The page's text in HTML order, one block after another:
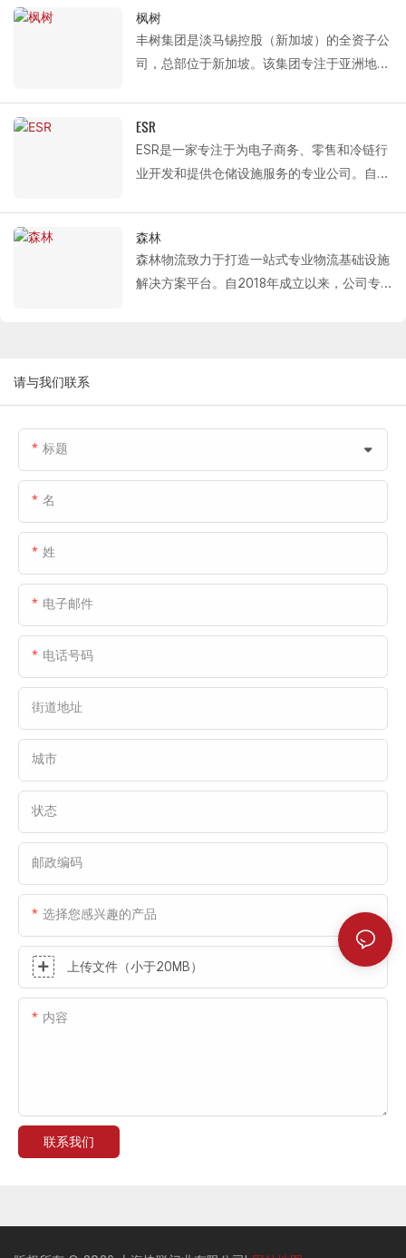
西安、沉阳、上海、嘉兴。 Fastlink 为 VX 提
供的解决方案主要包括：保温分段式门、铝合
金单板门、高速冷库滑动门。以及液压装卸平
力，致力于为客户提供更高品质的物流仓储设
施和配套的增值金融服务。公司自 2015 年起
与平安房地产开展合作。作为设备供应商，快
分段门以及装卸系统产品，项目遍布西安、南
通、嘉兴、武汉、杭州、重庆、天津、上海、
常熟、成都、宁波、镇江、无锡等城市。
链服务商提供优质服务，助力物流行业向高附
加值领域转型升级。
Fastlink为菜鸟网络提供的解决方案包括：保
液压装卸平台。这些高效可靠的硬件设施为其
现代化物流系统的建设和运营提供了支持。
枫树
丰树集团是淡马锡控股（新加坡）的全资子公
司，总部位于新加坡。该集团专注于亚洲地区
业务涵盖物流、工业园区和数据中心等领域。
其业务遍及13个国家和地区，包括新加坡、中
国和印度。
Logistics 建立了长期合作关系，持续为西
安、南通、嘉兴、武汉、杭州、重庆、天津、
上海、常熟、成都、宁波、镇江、无锡等城市
ESR
ESR是一家专注于为电子商务、零售和冷链行
业开发和提供仓储设施服务的专业公司。自
零售和冷链行业。
Fastlink 为 ESR 提供​​的解决方案包括高效的物
流设备，例如保温分段门、单板分段门和液压
森林
森林物流致力于打造一站式专业物流基础设施
解决方案平台。自2018年成立以来，公司专
设施解决方案包括：保温分段式门、单板分段
式门和液压装卸平台。
性，完全满足 Forest Logistics 在物流仓储运
请与我们联系
标题
名
姓
电子邮件
电话号码
街道地址
城市
状态
邮政编码
选择您感兴趣的产品
上传文件（小于20MB）
内容
联系我们